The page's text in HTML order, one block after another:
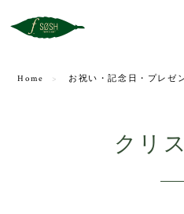
Home お祝い・記念日・プレゼ
クリ